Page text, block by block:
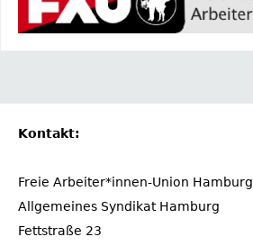
Kontakt:
Freie Arbeiter*innen-Union Hamburg
Allgemeines Syndikat Hamburg
Fettstraße 23